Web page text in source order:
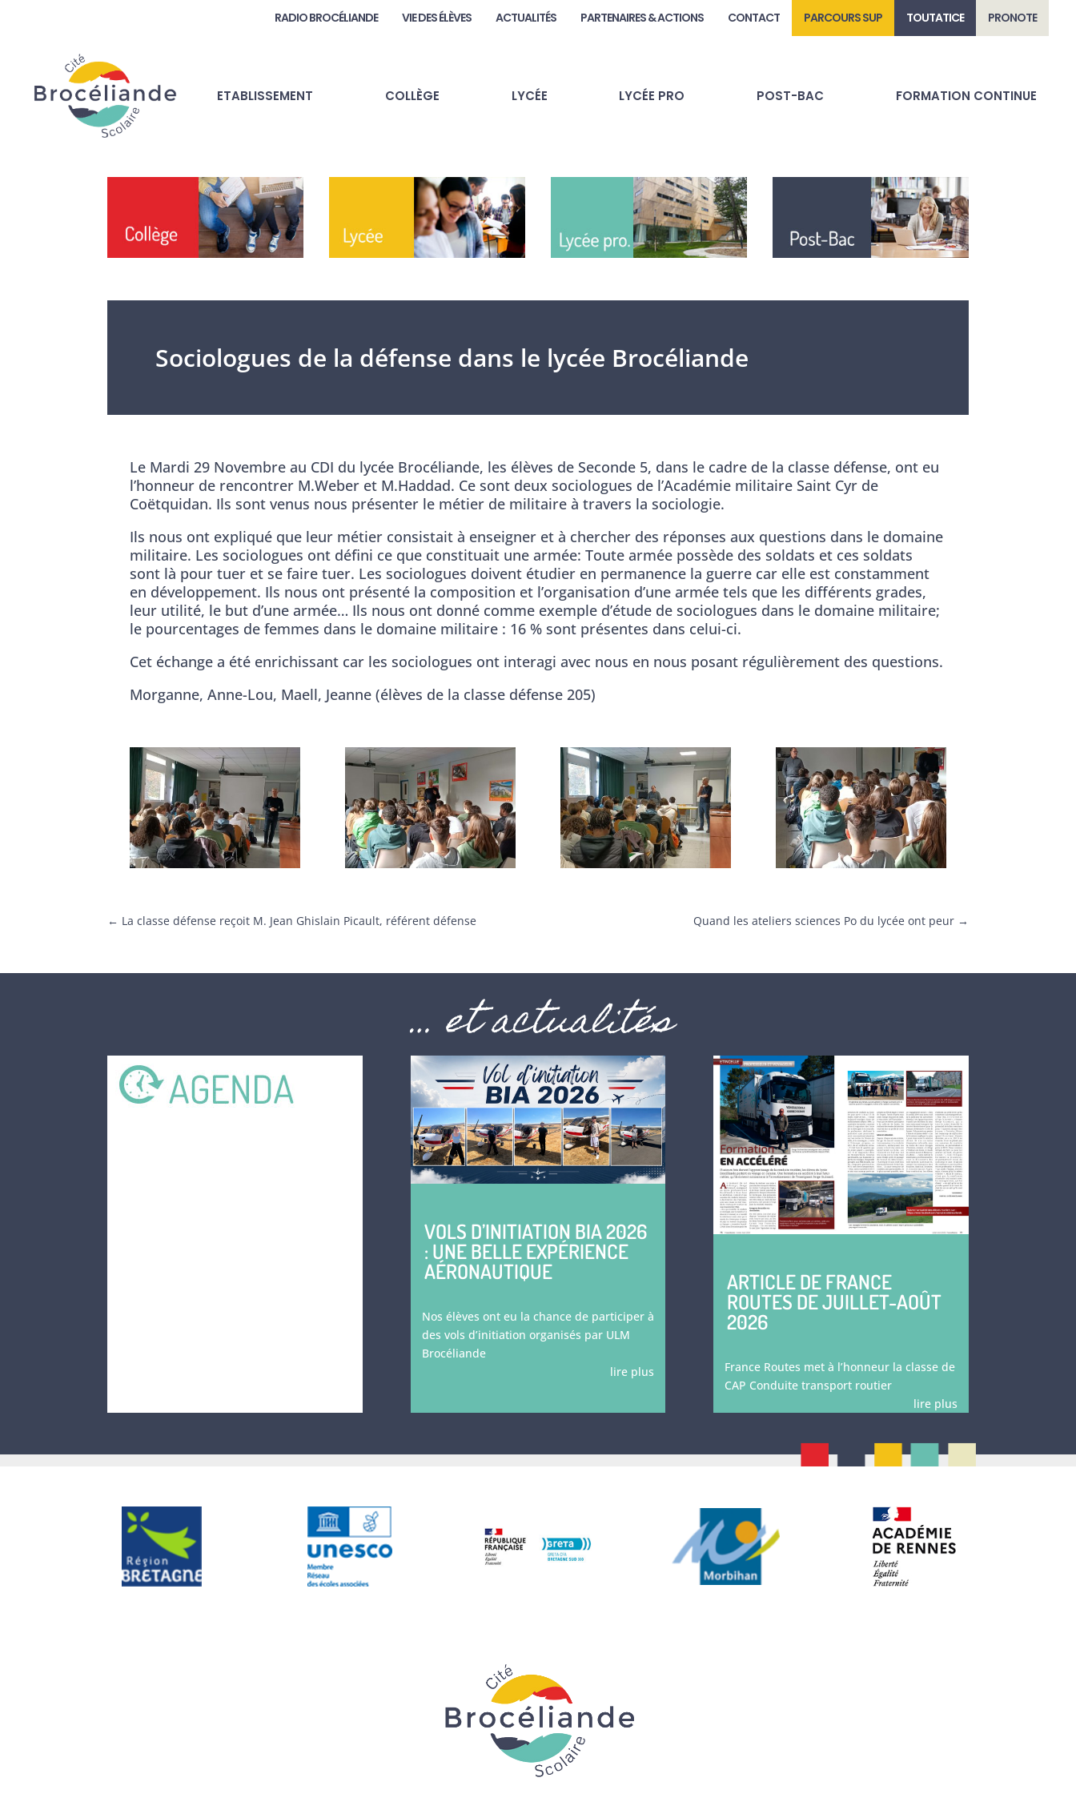
RADIO BROCÉLIANDE VIE DES ÉLÈVES ACTUALITÉS PARTENAIRES & ACTIONS CONTACT PARCOURS SUP TOUTATICE PRONOTE
ETABLISSEMENT COLLÈGE LYCÉE LYCÉE PRO POST-BAC FORMATION CONTINUE
Sociologues de la défense dans le lycée Brocéliande
Le Mardi 29 Novembre au CDI du lycée Brocéliande, les élèves de Seconde 5, dans le cadre de la classe défense, ont eu
l’honneur de rencontrer M.Weber et M.Haddad. Ce sont deux sociologues de l’Académie militaire Saint Cyr de
Coëtquidan. Ils sont venus nous présenter le métier de militaire à travers la sociologie.
Ils nous ont expliqué que leur métier consistait à enseigner et à chercher des réponses aux questions dans le domaine
militaire. Les sociologues ont défini ce que constituait une armée: Toute armée possède des soldats et ces soldats
sont là pour tuer et se faire tuer. Les sociologues doivent étudier en permanence la guerre car elle est constamment
en développement. Ils nous ont présenté la composition et l’organisation d’une armée tels que les différents grades,
leur utilité, le but d’une armée… Ils nous ont donné comme exemple d’étude de sociologues dans le domaine militaire;
le pourcentages de femmes dans le domaine militaire : 16 % sont présentes dans celui-ci.
Cet échange a été enrichissant car les sociologues ont interagi avec nous en nous posant régulièrement des questions.
Morganne, Anne-Lou, Maell, Jeanne (élèves de la classe défense 205)
← La classe défense reçoit M. Jean Ghislain Picault, référent défense Quand les ateliers sciences Po du lycée ont peur→
… et actualités
VOLS D’INITIATION BIA 2026
: UNE BELLE EXPÉRIENCE
AÉRONAUTIQUE
Nos élèves ont eu la chance de participer à
des vols d’initiation organisés par ULM
Brocéliande
lire plus
ARTICLE DE FRANCE
ROUTES DE JUILLET-AOÛT
2026
France Routes met à l’honneur la classe de
CAP Conduite transport routier
lire plus